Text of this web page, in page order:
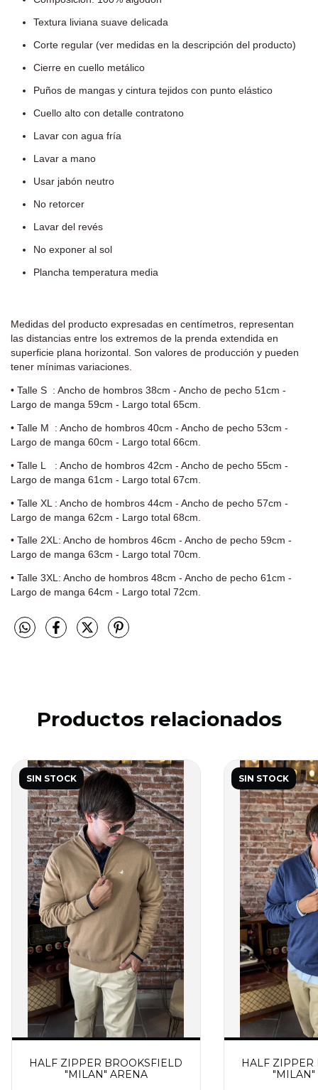
Textura liviana suave delicada
Corte regular (ver medidas en la descripción del producto)
Cierre en cuello metálico
Puños de mangas y cintura tejidos con punto elástico
Cuello alto con detalle contratono
Lavar con agua fría
Lavar a mano
Usar jabón neutro
No retorcer
Lavar del revés
No exponer al sol
Plancha temperatura media
Medidas del producto expresadas en centímetros, representan
las distancias entre los extremos de la prenda extendida en
superficie plana horizontal. Son valores de producción y pueden
tener mínimas variaciones.
• Talle S : Ancho de hombros 38cm - Ancho de pecho 51cm -
Largo de manga 59cm - Largo total 65cm.
• Talle M : Ancho de hombros 40cm - Ancho de pecho 53cm -
Largo de manga 60cm - Largo total 66cm.
• Talle L : Ancho de hombros 42cm - Ancho de pecho 55cm -
Largo de manga 61cm - Largo total 67cm.
• Talle XL : Ancho de hombros 44cm - Ancho de pecho 57cm -
Largo de manga 62cm - Largo total 68cm.
• Talle 2XL: Ancho de hombros 46cm - Ancho de pecho 59cm -
Largo de manga 63cm - Largo total 70cm.
• Talle 3XL: Ancho de hombros 48cm - Ancho de pecho 61cm -
Largo de manga 64cm - Largo total 72cm.
Productos relacionados
SIN STOCK
HALF ZIPPER BROOKSFIELD
"MILAN" ARENA
SIN STOCK
HALF ZIPPER